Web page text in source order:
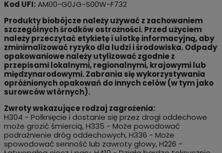
Kod UFI:AM00-G0JG-S00W-F732
Produkty biobójcze należy używać z zachowaniem
szczególnych środków ostrożności. Przed użyciem
należy przeczytać etykietę i ulotkę informacyjną, aby
zminimalizować ryzyko dla ludzi i środowiska. Odpady
opakowaniowe należy utylizować zgodnie z
przepisami lokalnymi, regionalnymi, krajowymi lub
międzynarodowymi. Zabrania się wykorzystywania
opróżnionych opakowań do innych celów (w tym jako
surowców wtórnych).
Zwroty wskazujące rodzaj zagrożenia:
H304 - Połknięcie i dostanie się przez drogi oddechowe
może grozić śmiercią, H335 - Może powodować
podrażnienie dróg oddechowych, H336 - Może
spowodować senność lub zawroty głowy, H226 -